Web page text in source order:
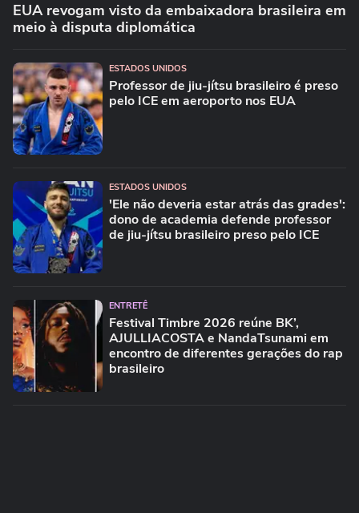
EUA revogam visto da embaixadora brasileira em
meio à disputa diplomática
ESTADOS UNIDOS
Professor de jiu-jítsu brasileiro é preso
pelo ICE em aeroporto nos EUA
ESTADOS UNIDOS
'Ele não deveria estar atrás das grades':
dono de academia defende professor
de jiu-jítsu brasileiro preso pelo ICE
ENTRETÊ
Festival Timbre 2026 reúne BK’,
AJULLIACOSTA e NandaTsunami em
encontro de diferentes gerações do rap
brasileiro